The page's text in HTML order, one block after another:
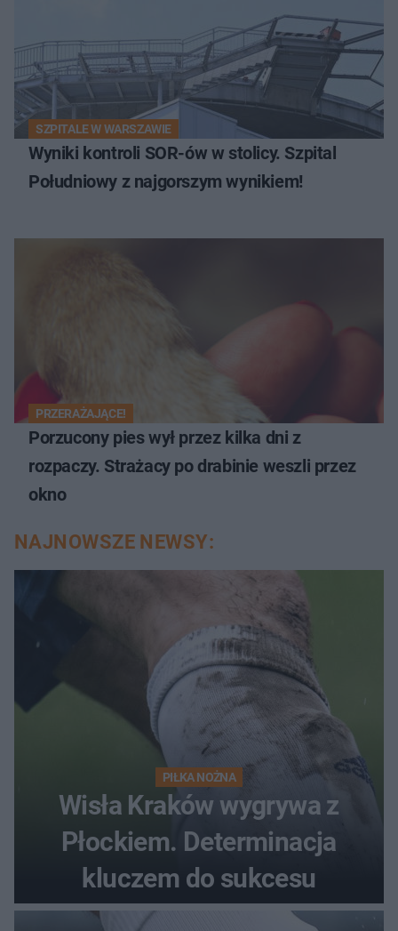
SZPITALE W WARSZAWIE
Wyniki kontroli SOR-ów w stolicy. Szpital
Południowy z najgorszym wynikiem!
PRZERAŻAJĄCE!
Porzucony pies wył przez kilka dni z
rozpaczy. Strażacy po drabinie weszli przez
okno
NAJNOWSZE NEWSY:
PIŁKA NOŻNA
Wisła Kraków wygrywa z
Płockiem. Determinacja
kluczem do sukcesu